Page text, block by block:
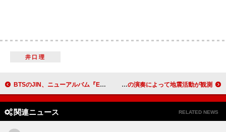
井口理
BTSのJIN、ニューアルバム『Echo』ハイライトメドレーを公開 メタリカ、「Enter Sandman」の演奏によって地震活動が観測
関連ニュース RELATED NEWS